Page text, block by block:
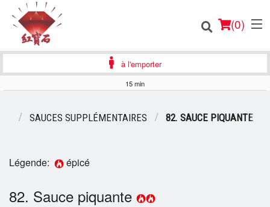
(0)
Commander en ligne
Français
Connection
à l'emporter
15 min
SAUCES SUPPLÉMENTAIRES 82. SAUCE PIQUANTE
Légende: épicé
82. Sauce piquante